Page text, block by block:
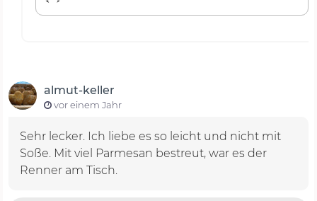
almut-keller
vor einem Jahr
Sehr lecker. Ich liebe es so leicht und nicht mit
Soße. Mit viel Parmesan bestreut, war es der
Renner am Tisch.